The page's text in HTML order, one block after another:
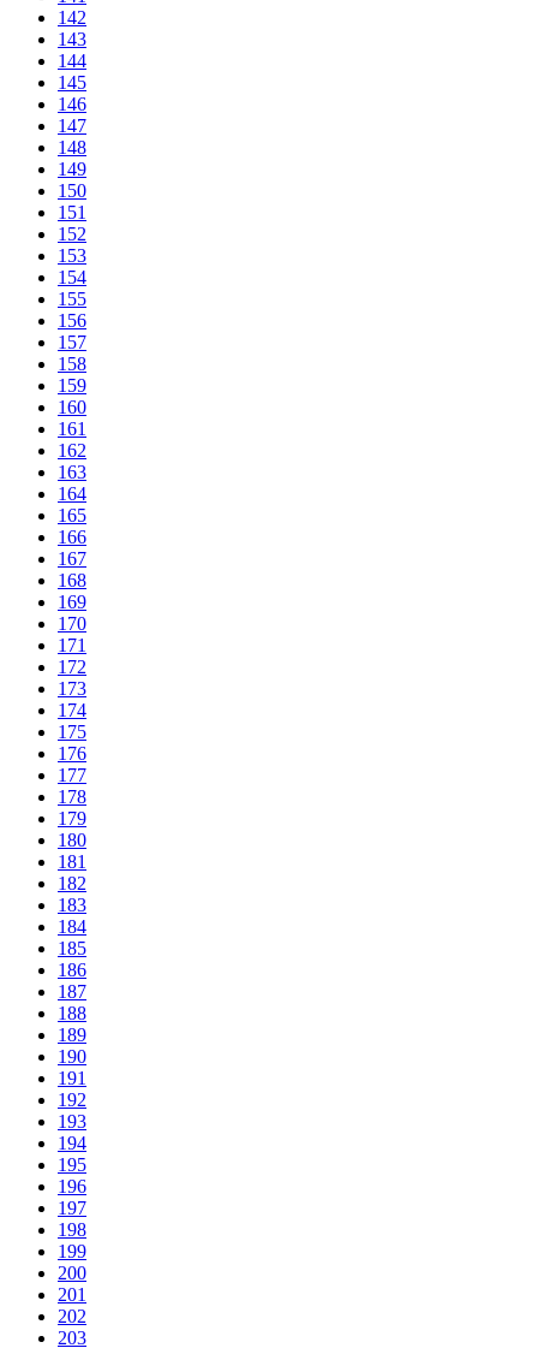
142
143
144
145
146
147
148
149
150
151
152
153
154
155
156
157
158
159
160
161
162
163
164
165
166
167
168
169
170
171
172
173
174
175
176
177
178
179
180
181
182
183
184
185
186
187
188
189
190
191
192
193
194
195
196
197
198
199
200
201
202
203